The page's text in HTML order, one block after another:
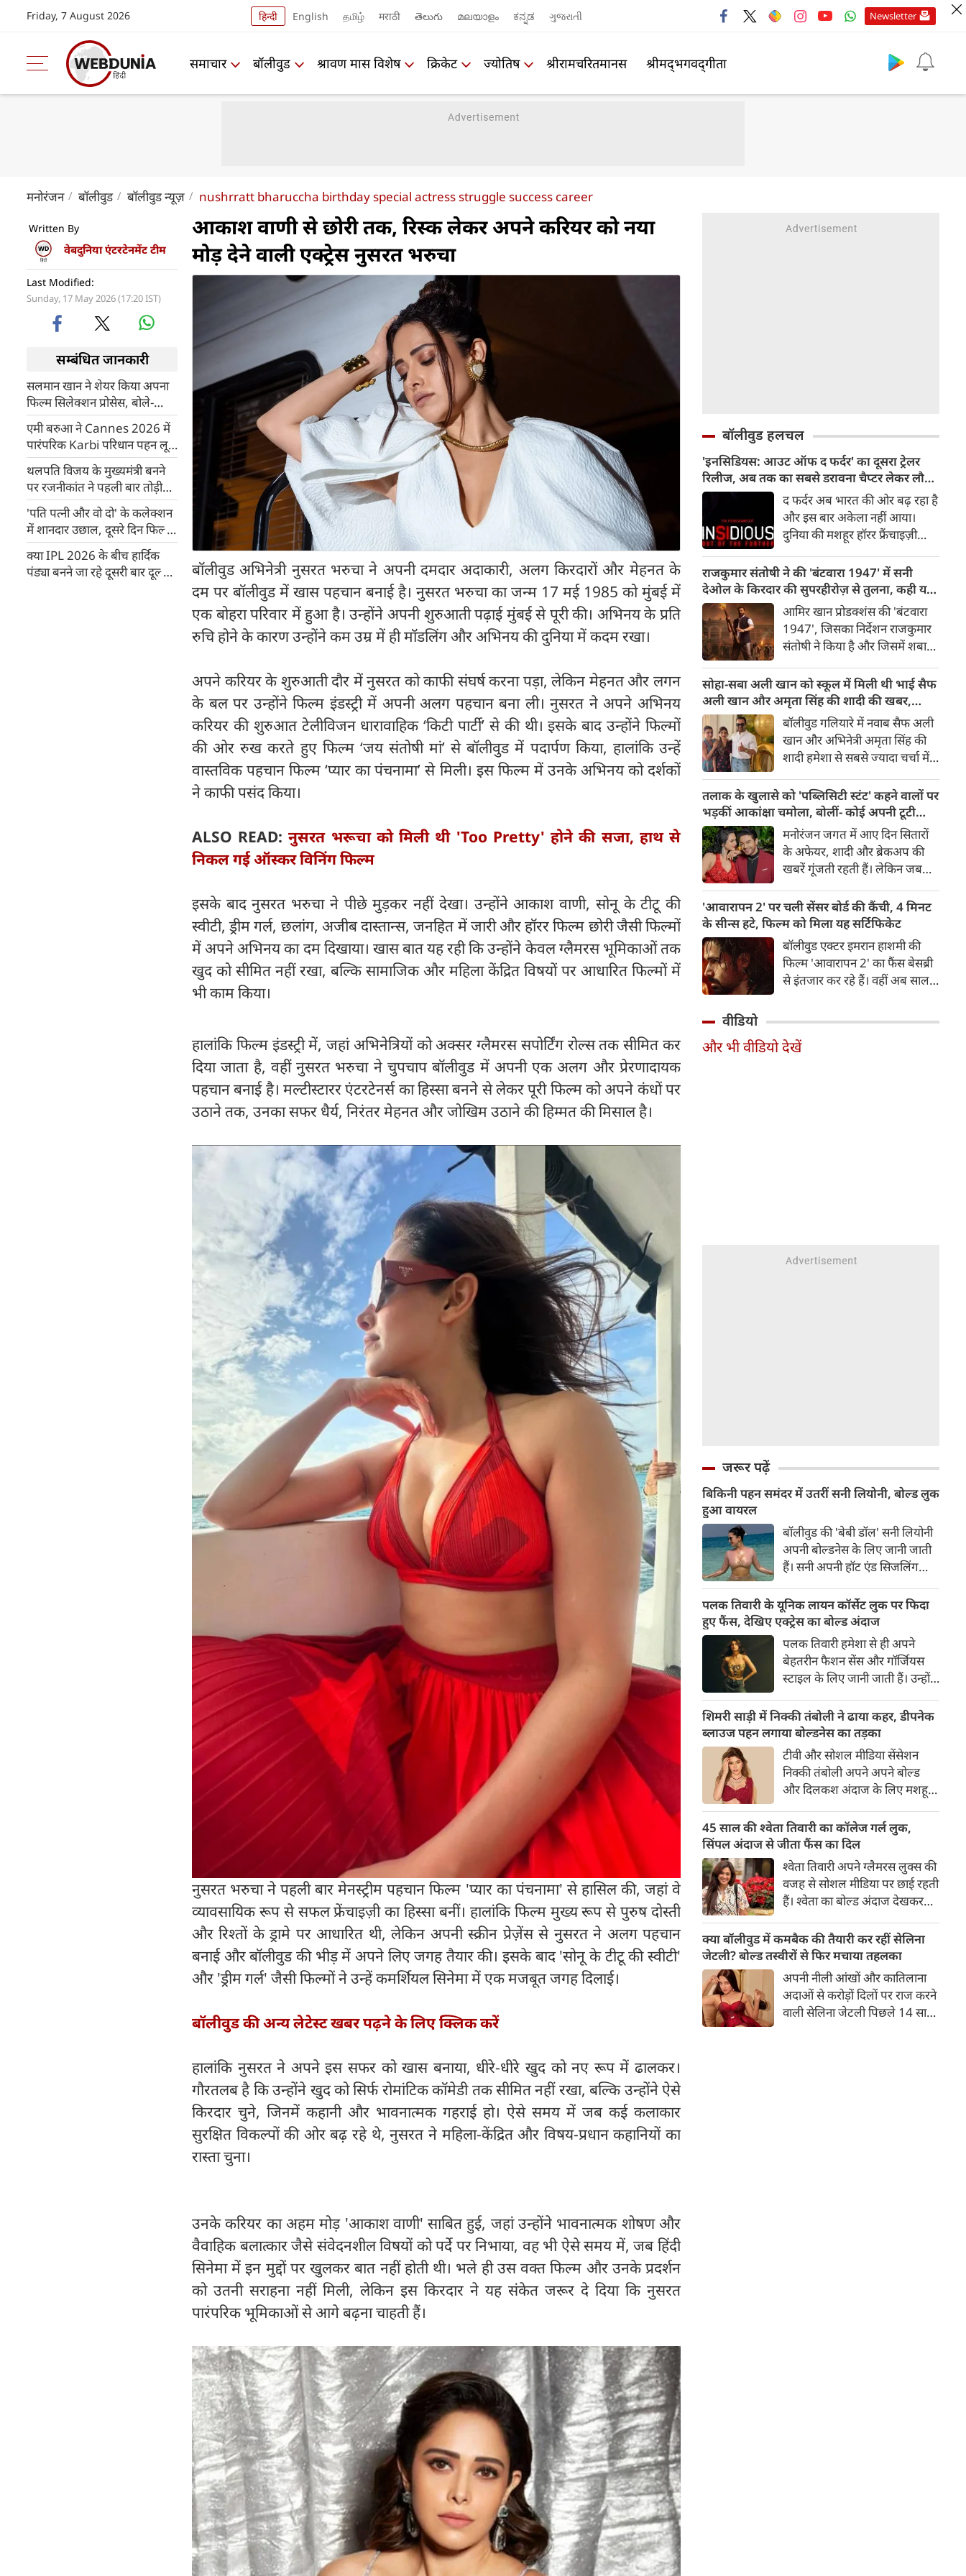
Friday, 7 August 2026 हिन्दी English தமிழ் मराठी తెలుగు മലയാളം ಕನ್ನಡ ગુજરાતી Newsletter
समाचार बॉलीवुड श्रावण मास विशेष क्रिकेट ज्योतिष श्रीरामचरितमानस श्रीमद्‍भगवद्‍गीता
मनोरंजन बॉलीवुड बॉलीवुड न्यूज़ nushrratt bharuccha birthday special actress struggle success career
Written By
वेबदुनिया एंटरटेनमेंट टीम
Last Modified:
Sunday, 17 May 2026 (17:20 IST)
सम्बंधित जानकारी
सलमान खान ने शेयर किया अपना
फिल्म सिलेक्शन प्रोसेस, बोले-
स्क्रिप्ट पढ़ता नहीं, सिर्फ सुनता हूं
एमी बरुआ ने Cannes 2026 में
पारंपरिक Karbi परिधान पहन लूटी
महफिल
थलपति विजय के मुख्यमंत्री बनने
पर रजनीकांत ने पहली बार तोड़ी
चुप्पी, स्टालिन से मुलाकात पर दी
सफाई
'पति पत्नी और वो दो' के कलेक्‍शन
में शानदार उछाल, दूसरे दिन फिल्म
ने किया इतना कलेक्शन
क्या IPL 2026 के बीच हार्दिक
पंड्या बनने जा रहे दूसरी बार दूल्हा?
आकाश वाणी से छोरी तक, रिस्क लेकर अपने करियर को नया
मोड़ देने वाली एक्ट्रेस नुसरत भरुचा
बॉलीवुड अभिनेत्री नुसरत भरुचा ने अपनी दमदार अदाकारी, अलग किरदारों और मेहनत के
दम पर बॉलीवुड में खास पहचान बनाई है। नुसरत भरुचा का जन्म 17 मई 1985 को मुंबई में
एक बोहरा परिवार में हुआ है। उन्होंने अपनी शुरुआती पढ़ाई मुंबई से पूरी की। अभिनय के प्रति
रुचि होने के कारण उन्होंने कम उम्र में ही मॉडलिंग और अभिनय की दुनिया में कदम रखा।
अपने करियर के शुरुआती दौर में नुसरत को काफी संघर्ष करना पड़ा, लेकिन मेहनत और लगन
के बल पर उन्होंने फिल्म इंडस्ट्री में अपनी अलग पहचान बना ली। नुसरत ने अपने अभिनय
करियर की शुरुआत टेलीविजन धारावाहिक ‘किटी पार्टी’ से की थी। इसके बाद उन्होंने फिल्मों
की ओर रुख करते हुए फिल्म ‘जय संतोषी मां’ से बॉलीवुड में पदार्पण किया, हालांकि उन्हें
वास्तविक पहचान फिल्म ‘प्यार का पंचनामा’ से मिली। इस फिल्म में उनके अभिनय को दर्शकों
ने काफी पसंद किया।
ALSO READ:नुसरत भरूचा को मिली थी 'Too Pretty' होने की सजा, हाथ से
निकल गई ऑस्कर विनिंग फिल्म
इसके बाद नुसरत भरुचा ने पीछे मुड़कर नहीं देखा। उन्होंने आकाश वाणी, सोनू के टीटू की
स्वीटी, ड्रीम गर्ल, छलांग, अजीब दास्तान्स, जनहित में जारी और हॉरर फिल्म छोरी जैसी फिल्मों
में अपने अभिनय का दम दिखाया। खास बात यह रही कि उन्होंने केवल ग्लैमरस भूमिकाओं तक
खुद को सीमित नहीं रखा, बल्कि सामाजिक और महिला केंद्रित विषयों पर आधारित फिल्मों में
भी काम किया।
हालांकि फिल्म इंडस्ट्री में, जहां अभिनेत्रियों को अक्सर ग्लैमरस सपोर्टिंग रोल्स तक सीमित कर
दिया जाता है, वहीं नुसरत भरुचा ने चुपचाप बॉलीवुड में अपनी एक अलग और प्रेरणादायक
पहचान बनाई है। मल्टीस्टारर एंटरटेनर्स का हिस्सा बनने से लेकर पूरी फिल्म को अपने कंधों पर
उठाने तक, उनका सफर धैर्य, निरंतर मेहनत और जोखिम उठाने की हिम्मत की मिसाल है।
नुसरत भरुचा ने पहली बार मेनस्ट्रीम पहचान फिल्म 'प्यार का पंचनामा' से हासिल की, जहां वे
व्यावसायिक रूप से सफल फ्रेंचाइज़ी का हिस्सा बनीं। हालांकि फिल्म मुख्य रूप से पुरुष दोस्ती
और रिश्तों के ड्रामे पर आधारित थी, लेकिन अपनी स्क्रीन प्रेज़ेंस से नुसरत ने अलग पहचान
बनाई और बॉलीवुड की भीड़ में अपने लिए जगह तैयार की। इसके बाद 'सोनू के टीटू की स्वीटी'
और 'ड्रीम गर्ल' जैसी फिल्मों ने उन्हें कमर्शियल सिनेमा में एक मजबूत जगह दिलाई।
बॉलीवुड की अन्य लेटेस्ट खबर पढ़ने के लिए क्लिक करें
हालांकि नुसरत ने अपने इस सफर को खास बनाया, धीरे-धीरे खुद को नए रूप में ढालकर।
गौरतलब है कि उन्होंने खुद को सिर्फ रोमांटिक कॉमेडी तक सीमित नहीं रखा, बल्कि उन्होंने ऐसे
किरदार चुने, जिनमें कहानी और भावनात्मक गहराई हो। ऐसे समय में जब कई कलाकार
सुरक्षित विकल्पों की ओर बढ़ रहे थे, नुसरत ने महिला-केंद्रित और विषय-प्रधान कहानियों का
रास्ता चुना।
उनके करियर का अहम मोड़ 'आकाश वाणी' साबित हुई, जहां उन्होंने भावनात्मक शोषण और
वैवाहिक बलात्कार जैसे संवेदनशील विषयों को पर्दे पर निभाया, वह भी ऐसे समय में, जब हिंदी
सिनेमा में इन मुद्दों पर खुलकर बात नहीं होती थी। भले ही उस वक्त फिल्म और उनके प्रदर्शन
को उतनी सराहना नहीं मिली, लेकिन इस किरदार ने यह संकेत जरूर दे दिया कि नुसरत
पारंपरिक भूमिकाओं से आगे बढ़ना चाहती हैं।
बॉलीवुड हलचल
'इनसिडियस: आउट ऑफ द फर्दर' का दूसरा ट्रेलर
रिलीज, अब तक का सबसे डरावना चैप्टर लेकर लौट
रही हॉरर फ्रैंचाइजीद फर्दर अब भारत की ओर बढ़ रहा है
और इस बार अकेला नहीं आया।
दुनिया की मशहूर हॉरर फ्रैंचाइज़ी
चुका है, जो दर्शकों को इस डरावनी
दुनिया में और गहराई तक ले जाता है।
रोंगटे खड़े कर देने वाले नए दृश्यों से
भरपूर यह ट्रेलर इनसिडियस सीरीज़
के अब तक के सबसे डरावने और
सबसे अंधेरे अध्याय की झलक देता
है।
राजकुमार संतोषी ने की 'बंटवारा 1947' में सनी
देओल के किरदार की सुपरहीरोज़ से तुलना, कही यह
बात
आमिर खान प्रोडक्शंस की 'बंटवारा
1947', जिसका निर्देशन राजकुमार
संतोषी ने किया है और जिसमें शबाना
जिंटा मुख्य भूमिकाओं में हैं, 14
अगस्त 2026 को दुनियाभर के
सिनेमाघरों में रिलीज़ होगी। हाल ही में
रिलीज हुए फिल्म के ट्रेलर ने भारत के
बंटवारे के दर्दनाक इतिहास की दमदार
झलक दिखाकर दर्शकों के बीच
फिल्म को लेकर उत्साह और भी बढ़ा
दिया है।
सोहा-सबा अली खान को स्कूल में मिली थी भाई सैफ
अली खान और अमृता सिंह की शादी की खबर,
बताया चौंकाने वाला किस्साबॉलीवुड गलियारे में नवाब सैफ अली
खान और अभिनेत्री अमृता सिंह की
शादी हमेशा से सबसे ज्यादा चर्चा में
साल 1991 में हुई इस शादी को
लेकर आज भी कई ऐसे राज़ हैं,
जिनसे पर्दा उठना बाकी है। हाल ही में
सैफ अली खान की बहनों—अभिनेत्री
सोहा अली खान और सबा अली खान
ने इस शादी से जुड़ा एक बेहद
दिलचस्प और चौंकाने वाला किस्सा
साझा किया है।
तलाक के खुलासे को 'पब्लिसिटी स्टंट' कहने वालों पर
भड़कीं आकांक्षा चमोला, बोलीं- कोई अपनी टूटी
शादी का तमाशा नहीं बनातामनोरंजन जगत में आए दिन सितारों
के अफेयर, शादी और ब्रेकअप की
खबरें गूंजती रहती हैं। लेकिन जब
पॉपुलर कपल्स के अलग होने की
खबर आती है, तो फैंस का दिल टूट
जाता है। टीवी इंडस्ट्री के मशहूर और
टैलेंटेड एक्टर गौरव खन्ना और उनकी
पत्नी व एक्ट्रेस आकांक्षा चमोला इन
दिनों अपने रिश्ते को लेकर जबरदस्त
'आवारापन 2' पर चली सेंसर बोर्ड की कैंची, 4 मिनट
के सीन्स हटे, फिल्म को मिला यह सर्टिफिकेट
बॉलीवुड एक्टर इमरान हाशमी की
फिल्म 'आवारापन 2' का फैंस बेसब्री
से इंतजार कर रहे हैं। वहीं अब साल
फिल्म सर्टिफिकेशन (CBFC) से हरी
वीडियो
और भी वीडियो देखें
जरूर पढ़ें
बिकिनी पहन समंदर में उतरीं सनी लियोनी, बोल्ड लुक
हुआ वायरल
बॉलीवुड की 'बेबी डॉल' सनी लियोनी
अपनी बोल्डनेस के लिए जानी जाती
हैं। सनी अपनी हॉट एंड सिजलिंग
रहती हैं। फैंस सनी लियोनी की तस्वीरों
का बेसब्री से इंतजार करते हैं। इस बार
सनी लियोनी ने मालदीव वेकेशन से
अपनी कुछ बोल्ड तस्वीरें शेयर की है।
पलक तिवारी के यूनिक लायन कॉर्सेट लुक पर फिदा
हुए फैंस, देखिए एक्ट्रेस का बोल्ड अंदाज
पलक तिवारी हमेशा से ही अपने
बेहतरीन फैशन सेंस और गॉर्जियस
स्टाइल के लिए जानी जाती हैं। उन्होंने
फिर फैंस का दिल जीत लिया है।
पलक ने एक बेहद यूनीक और
स्टाइलिश गोल्डन कॉर्सेट टॉप में
अपनी कुछ तस्वीरें शेयर की है।
शिमरी साड़ी में निक्की तंबोली ने ढाया कहर, डीपनेक
ब्लाउज पहन लगाया बोल्डनेस का तड़का
टीवी और सोशल मीडिया सेंसेशन
निक्की तंबोली अपने अपने बोल्ड
और दिलकश अंदाज के लिए मशहूर
इंटरनेट पर तहलका मचाती रहती हैं।
इस बार निक्की ने मरून कलर की
साड़ी में अपनी कुछ सुपर सिजलिंग
तस्वीरें शेयर की है। खूबसूरत शिमरी
साड़ी में निक्की की अदाएं देखने
लायक है।
45 साल की श्वेता तिवारी का कॉलेज गर्ल लुक,
सिंपल अंदाज से जीता फैंस का दिल
श्वेता तिवारी अपने ग्लैमरस लुक्स की
वजह से सोशल मीडिया पर छाई रहती
हैं। श्वेता का बोल्ड अंदाज देखकर
बच्चों की मां हैं। 45 साल की श्वेता
तिवारी की तस्वीरों पर फैंस जमकर
प्यार लुटाते हैं। इस बार श्वेता तिवारी
ने वेकेशन से अपनी कुछ तस्वीरें शेयर
की है।
क्या बॉलीवुड में कमबैक की तैयारी कर रहीं सेलिना
जेटली? बोल्ड तस्वीरों से फिर मचाया तहलका
अपनी नीली आंखों और कातिलाना
अदाओं से करोड़ों दिलों पर राज करने
वाली सेलिना जेटली पिछले 14 साल